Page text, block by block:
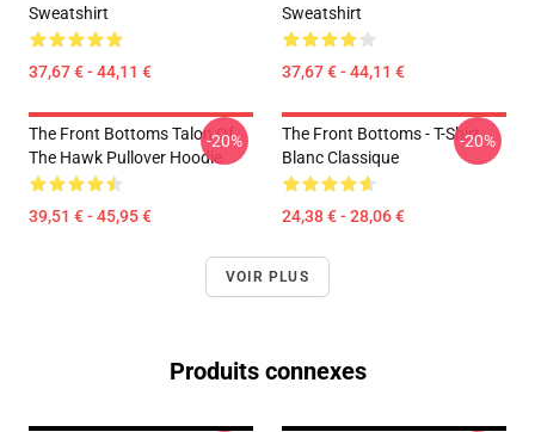
Sweatshirt
37,67 € - 44,11 €
Sweatshirt
37,67 € - 44,11 €
The Front Bottoms Talon Of
The Hawk Pullover Hoodie
39,51 € - 45,95 €
-20%
The Front Bottoms - T-Shirt
Blanc Classique
24,38 € - 28,06 €
-20%
VOIR PLUS
Produits connexes